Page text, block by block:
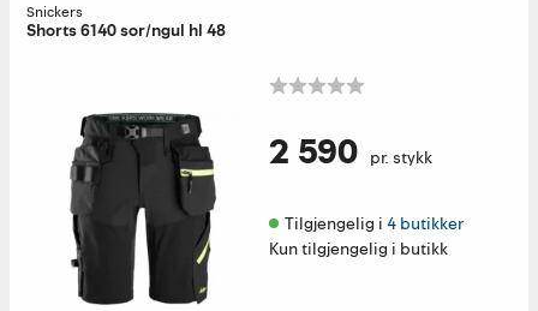
Snickers
Shorts 6140 sor/ngul hl 48
2 590 pr. stykk
Tilgjengelig i 4 butikker
Kun tilgjengelig i butikk